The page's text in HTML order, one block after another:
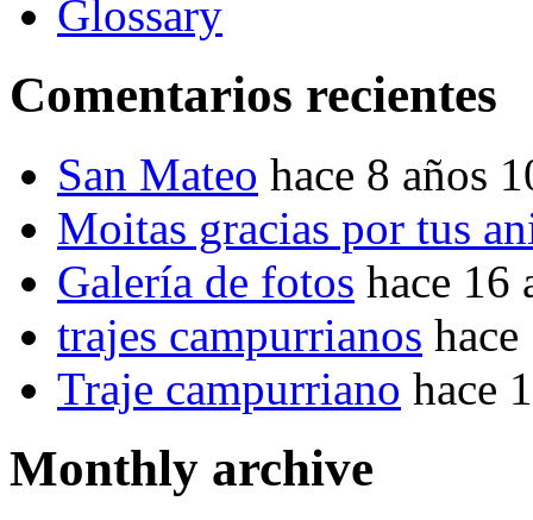
Glossary
Comentarios recientes
San Mateo hace 8 años
Moitas gracias por tus
Galería de fotos hace 16
trajes campurrianos
Traje campurriano hace
Monthly archive